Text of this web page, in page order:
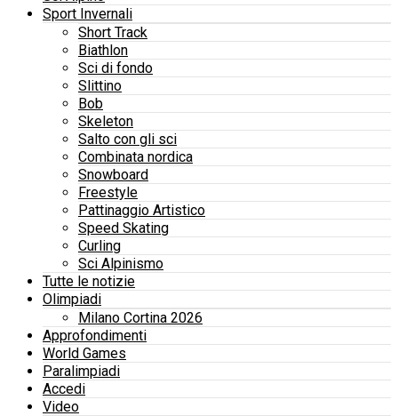
Sport Invernali
Short Track
Biathlon
Sci di fondo
Slittino
Bob
Skeleton
Salto con gli sci
Combinata nordica
Snowboard
Freestyle
Pattinaggio Artistico
Speed Skating
Curling
Sci Alpinismo
Tutte le notizie
Olimpiadi
Milano Cortina 2026
Approfondimenti
World Games
Paralimpiadi
Accedi
Video